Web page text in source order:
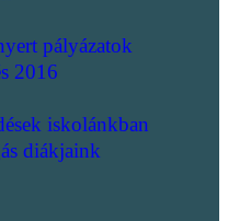
pályázatok
2016
iskolánkban
diákjaink